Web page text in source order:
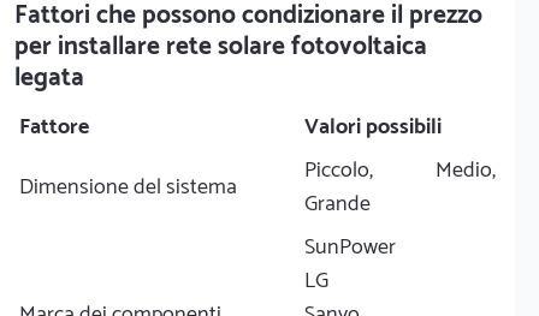
Fattori che possono condizionare il prezzo
per installare rete solare fotovoltaica
legata
Fattore
Valori possibili
Dimensione del sistema
Piccolo, Medio,
Grande
SunPower
LG